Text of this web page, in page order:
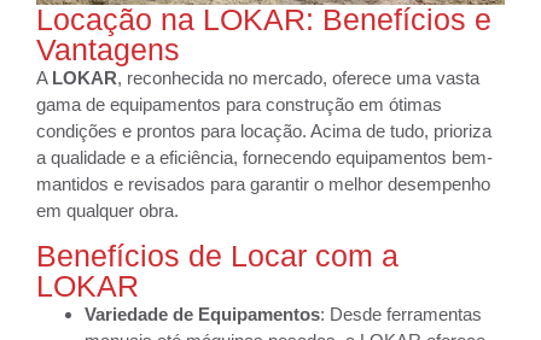
Locação na LOKAR: Benefícios e
Vantagens
A LOKAR, reconhecida no mercado, oferece uma vasta
gama de equipamentos para construção em ótimas
condições e prontos para locação. Acima de tudo, prioriza
a qualidade e a eficiência, fornecendo equipamentos bem-
mantidos e revisados para garantir o melhor desempenho
em qualquer obra.
Benefícios de Locar com a
LOKAR
Variedade de Equipamentos: Desde ferramentas